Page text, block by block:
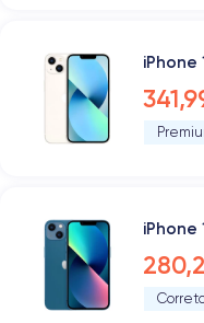
iPhone
iPhone